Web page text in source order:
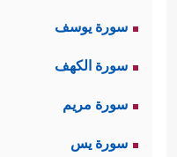
سورة يوسف
سورة الكهف
سورة مريم
سورة يس